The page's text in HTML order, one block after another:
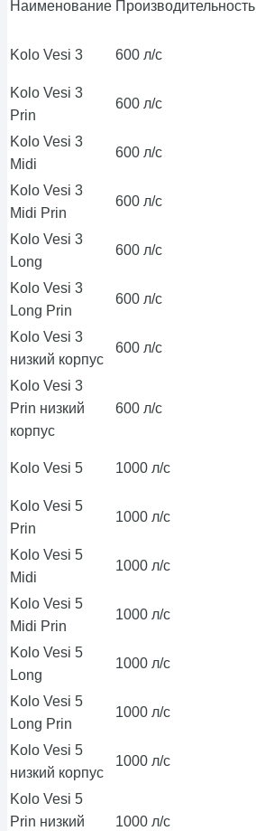
Наименование Производительность
Kolo Vesi 3 600 л/с
Kolo Vesi 3
Prin
600 л/с
Kolo Vesi 3
Midi
600 л/с
Kolo Vesi 3
Midi Prin
600 л/с
Kolo Vesi 3
Long
600 л/с
Kolo Vesi 3
Long Prin
600 л/с
Kolo Vesi 3
низкий корпус
600 л/с
Kolo Vesi 3
Prin низкий
корпус
600 л/с
Kolo Vesi 5 1000 л/с
Kolo Vesi 5
Prin
1000 л/с
Kolo Vesi 5
Midi
1000 л/с
Kolo Vesi 5
Midi Prin
1000 л/с
Kolo Vesi 5
Long
1000 л/с
Kolo Vesi 5
Long Prin
1000 л/с
Kolo Vesi 5
низкий корпус
1000 л/с
Kolo Vesi 5
Prin низкий
1000 л/с